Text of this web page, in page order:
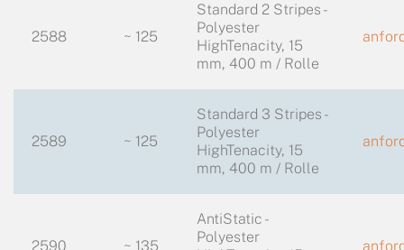
2588 ~ 125
Standard 2 Stripes -
Polyester
HighTenacity, 15
mm, 400 m / Rolle
2589 ~ 125
Standard 3 Stripes -
Polyester
HighTenacity, 15
mm, 400 m / Rolle
2590 ~ 135
AntiStatic -
Polyester